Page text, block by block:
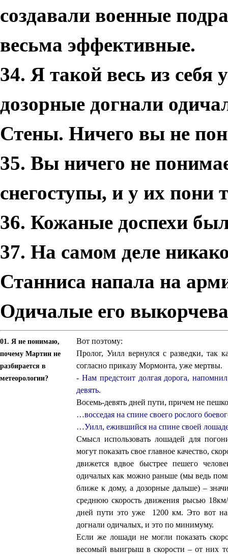
создавали военные
весьма эффективные.
34. Я такой весь из
дозорные догнали
Стены. Ничего вы не
35. Вы ничего не
снегоступы, и у их пони
36. Кожаные доспехи
37. На самом деле
Станниса напала на
Одичалые его
01. Я не понимаю,
почему Мартин не
разбирается в
метеорологии?
Вот поэтому:
Пролог, Уилл вернулся с разведки, так
согласно приказу Мормонта, уже мертвы.
- Нам предстоит долгая дорога,
девять.
Восемь-девять дней пути, причем не
…восседая на спине своего рослого
…Уилл, ежившийся на спине своей
Смысл использовать лошадей для
могут показать свое главное качество,
движется вдвое быстрее пешего
одичалых как можно раньше (мы ведь
ближе к дому, а дозорные дальше) –
среднюю скорость движения рысью
дней пути это уже 1200 км. Это вот на
догнали одичалых, и это по минимуму.
Если же лошади не могли показать
весомый выигрыш в скорости – от них